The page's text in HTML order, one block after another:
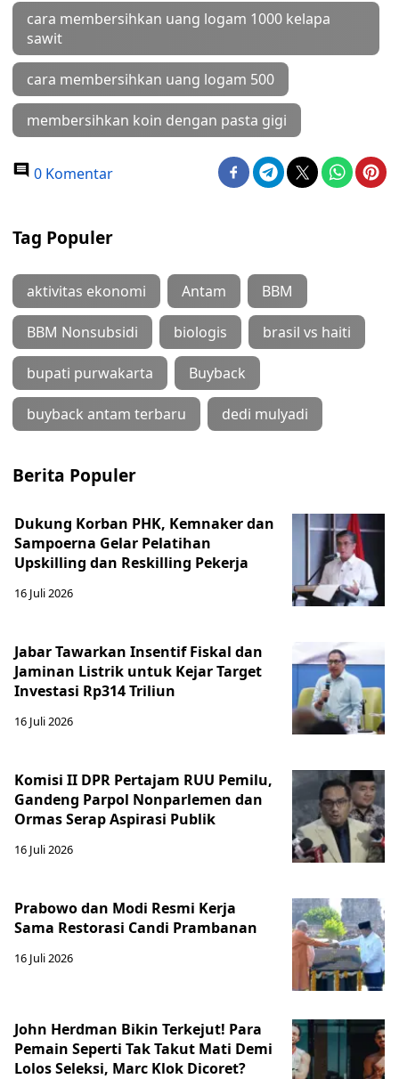
cara membersihkan uang logam 1000 kelapa
sawit
cara membersihkan uang logam 500
membersihkan koin dengan pasta gigi
0 Komentar
Tag Populer
aktivitas ekonomi Antam BBM
BBM Nonsubsidi biologis brasil vs haiti
bupati purwakarta Buyback
buyback antam terbaru dedi mulyadi
Berita Populer
Dukung Korban PHK, Kemnaker dan
Sampoerna Gelar Pelatihan
Upskilling dan Reskilling Pekerja
16 Juli 2026
Jabar Tawarkan Insentif Fiskal dan
Jaminan Listrik untuk Kejar Target
Investasi Rp314 Triliun
16 Juli 2026
Komisi II DPR Pertajam RUU Pemilu,
Gandeng Parpol Nonparlemen dan
Ormas Serap Aspirasi Publik
16 Juli 2026
Prabowo dan Modi Resmi Kerja
Sama Restorasi Candi Prambanan
16 Juli 2026
John Herdman Bikin Terkejut! Para
Pemain Seperti Tak Takut Mati Demi
Lolos Seleksi, Marc Klok Dicoret?